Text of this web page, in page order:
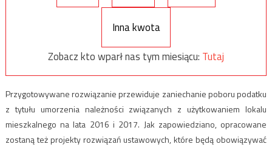
Inna kwota
Zobacz kto wparł nas tym miesiącu: Tutaj
Przygotowywane rozwiązanie przewiduje zaniechanie poboru podatku
z tytułu umorzenia należności związanych z użytkowaniem lokalu
mieszkalnego na lata 2016 i 2017. Jak zapowiedziano, opracowane
zostaną też projekty rozwiązań ustawowych, które będą obowiązywać